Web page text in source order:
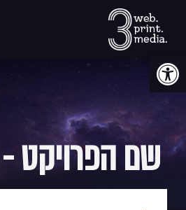
פתח סרגל נגישות
שםהפרויקט-